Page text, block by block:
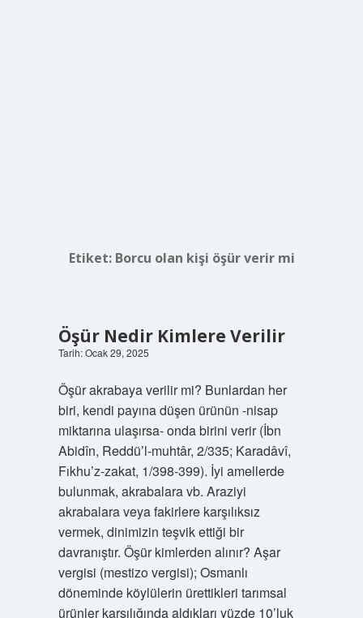
Etiket: Borcu olan kişi öşür verir mi
Öşür Nedir Kimlere Verilir
Tarih: Ocak 29, 2025
Öşür akrabaya verilir mi? Bunlardan her
biri, kendi payına düşen ürünün -nisap
miktarına ulaşırsa- onda birini verir (İbn
Abidîn, Reddü’l-muhtâr, 2/335; Karadâvî,
Fıkhu’z-zakat, 1/398-399). İyi amellerde
bulunmak, akrabalara vb. Araziyi
akrabalara veya fakirlere karşılıksız
vermek, dinimizin teşvik ettiği bir
davranıştır. Öşür kimlerden alınır? Aşar
vergisi (mestizo vergisi); Osmanlı
döneminde köylülerin ürettikleri tarımsal
ürünler karşılığında aldıkları yüzde 10’luk